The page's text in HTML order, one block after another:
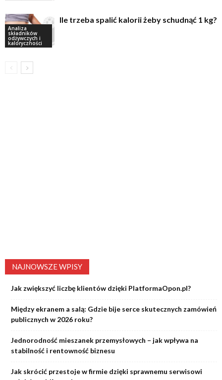
Analiza
składników
odżywczych i
kaloryczności
Ile trzeba spalić kalorii żeby schudnąć 1 kg?
NAJNOWSZE WPISY
Jak zwiększyć liczbę klientów dzięki PlatformaOpon.pl?
Między ekranem a salą: Gdzie bije serce skutecznych zamówień
publicznych w 2026 roku?
Jednorodność mieszanek przemysłowych – jak wpływa na
stabilność i rentowność biznesu
Jak skrócić przestoje w firmie dzięki sprawnemu serwisowi